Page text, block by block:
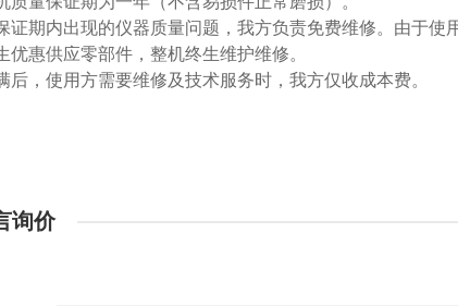
证期内出现的仪器质量问题，我方负责免费维修。由于使
优惠供应零部件，整机终生维护维修。
后，使用方需要维修及技术服务时，我方仅收成本费。
询价